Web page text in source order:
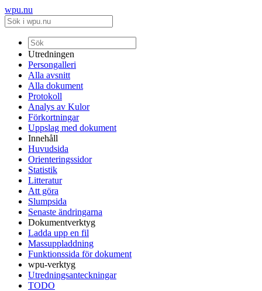
wpu.nu
Utredningen
Persongalleri
Alla avsnitt
Alla dokument
Protokoll
Analys av Kulor
Förkortningar
Uppslag med dokument
Innehåll
Huvudsida
Orienteringssidor
Statistik
Litteratur
Att göra
Slumpsida
Senaste ändringarna
Dokumentverktyg
Ladda upp en fil
Massuppladdning
Funktionssida för dokument
wpu-verktyg
Utredningsanteckningar
TODO